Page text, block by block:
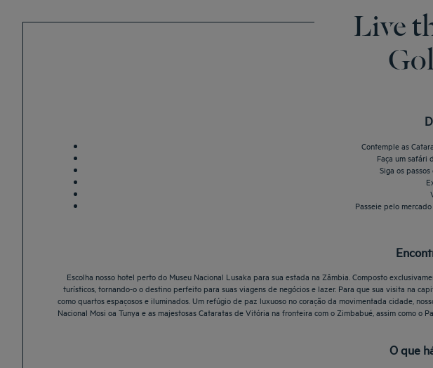
Live
Contemple as
Faça um safári
Siga os
Passeie pelo
Escolha nosso hotel perto do Museu Nacional Lusaka para sua estada na Zâmbia. Composto
turísticos, tornando-o o destino perfeito para suas viagens de negócios e lazer. Para que sua visita na
como quartos espaçosos e iluminados. Um refúgio de paz luxuoso no coração da movimentada cidade,
Nacional Mosi oa Tunya e as majestosas Cataratas de Vitória na fronteira com o Zimbabué, assim como
O que